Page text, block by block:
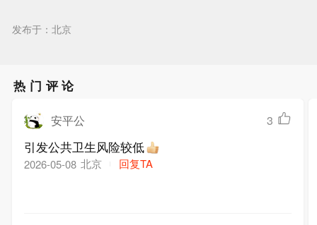
发布于：北京
热门评论
安平公 3
引发公共卫生风险较低
2026-05-08 北京 回复TA